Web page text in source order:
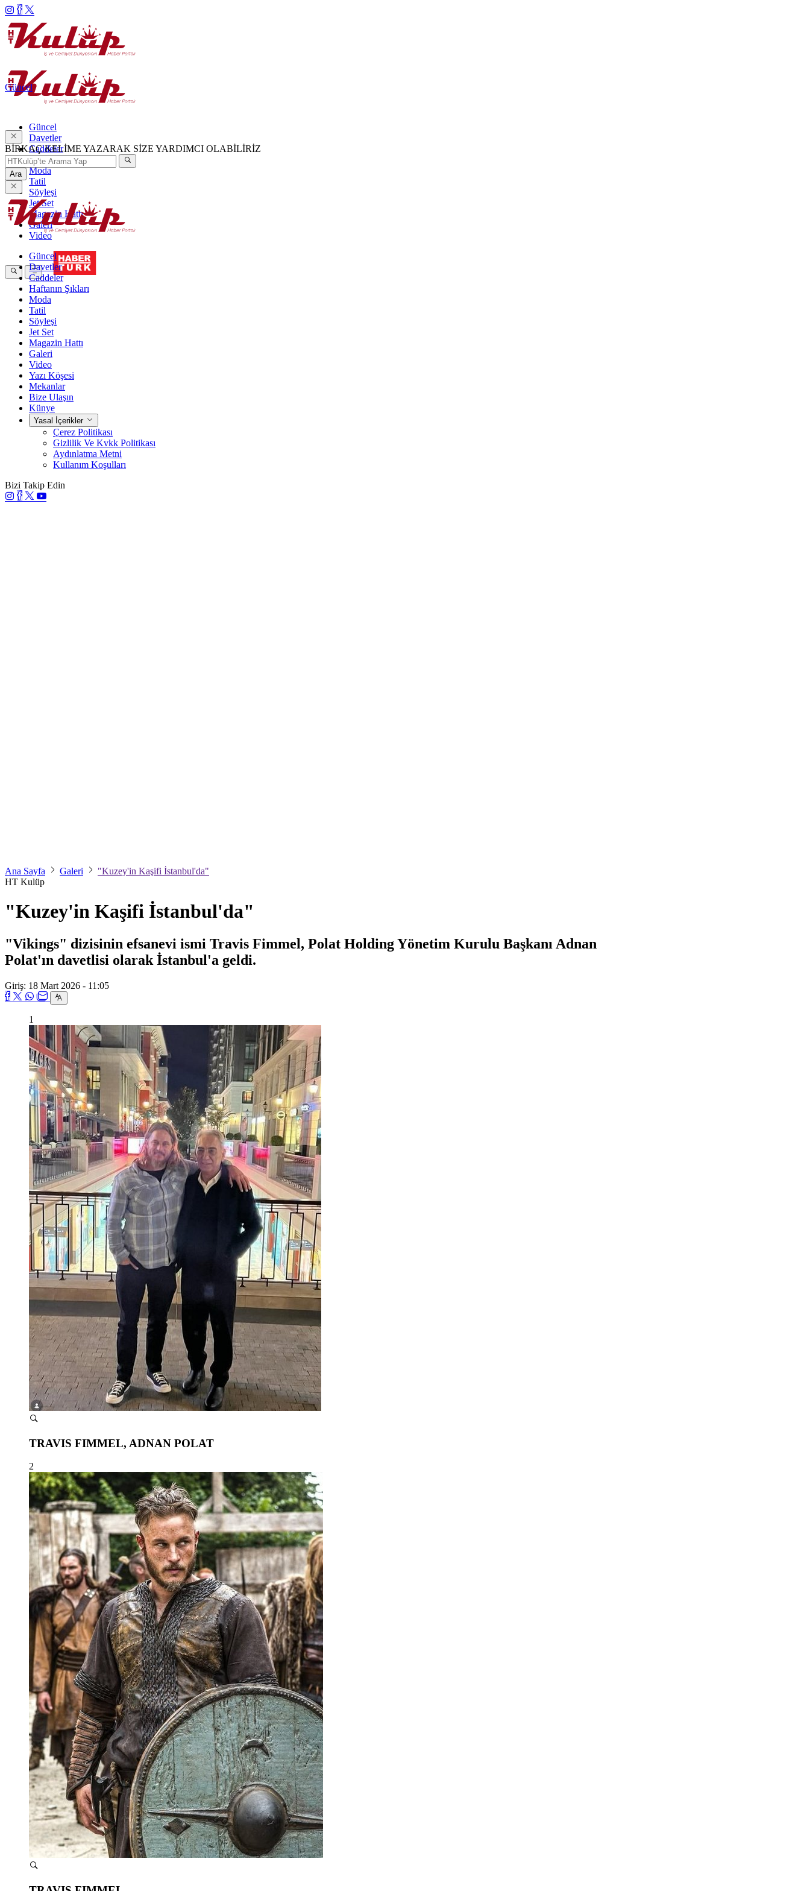
Güncel
Davetler
Caddeler
Haftanın Şıkları
Moda
Tatil
Söyleşi
Jet Set
Magazin Hattı
Galeri
Video
Güncel
BİRKAÇ KELİME YAZARAK SİZE YARDIMCI OLABİLİRİZ
Ara
Güncel
Davetler
Caddeler
Haftanın Şıkları
Moda
Tatil
Söyleşi
Jet Set
Magazin Hattı
Galeri
Video
Yazı Köşesi
Mekanlar
Bize Ulaşın
Künye
Yasal İçerikler
Çerez Politikası
Gizlilik Ve Kvkk Politikası
Aydınlatma Metni
Kullanım Koşulları
Bizi Takip Edin
Ana Sayfa Galeri
"Kuzey'in Kaşifi İstanbul'da"
HT Kulüp
"Kuzey'in Kaşifi İstanbul'da"
"Vikings" dizisinin efsanevi ismi Travis Fimmel, Polat Holding Yönetim Kurulu Başkanı Adnan
Polat'ın davetlisi olarak İstanbul'a geldi.
Giriş: 18 Mart 2026 - 11:05
1
TRAVIS FIMMEL, ADNAN POLAT
2